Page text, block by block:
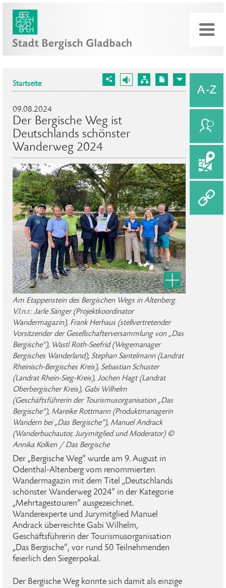
Startseite
09.08.2024
Der Bergische Weg ist
Deutschlands schönster
Wanderweg 2024
Am Etappenstein des Bergischen Wegs in Altenberg.
V.l.n.r.: Jarle Sänger (Projektkoordinator
Wandermagazin), Frank Herhaus (stellvertretender
Vorsitzender der Gesellschafterversammlung von „Das
Bergische“), Wastl Roth-Seefrid (Wegemanager
Bergisches Wanderland), Stephan Santelmann (Landrat
Rheinisch-Bergisches Kreis), Sebastian Schuster
(Landrat Rhein-Sieg-Kreis), Jochen Hagt (Landrat
Oberbergischer Kreis), Gabi Wilhelm
(Geschäftsführerin der Tourismusorganisation „Das
Bergische“), Mareike Rottmann (Produktmanagerin
Wandern bei „Das Bergische“), Manuel Andrack
(Wanderbuchautor, Jurymitglied und Moderator) ©
Annika Kolken / Das Bergische
Der „Bergische Weg“ wurde am 9. August in
Odenthal-Altenberg vom renommierten
Wandermagazin mit dem Titel „Deutschlands
schönster Wanderweg 2024“ in der Kategorie
„Mehrtagestouren“ ausgezeichnet.
Wanderexperte und Jurymitglied Manuel
Andrack überreichte Gabi Wilhelm,
Geschäftsführerin der Tourismusorganisation
„Das Bergische“, vor rund 50 Teilnehmenden
feierlich den Siegerpokal.
Der Bergische Weg konnte sich damit als einzige